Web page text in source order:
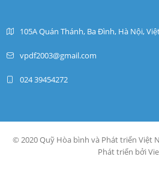
105A Quán Thánh, Ba Đình, Hà Nội,
vpdf2003@gmail.com
024 39454272
© 2020 Quỹ Hòa bình và Phát triển Việt
Phát triển bởi